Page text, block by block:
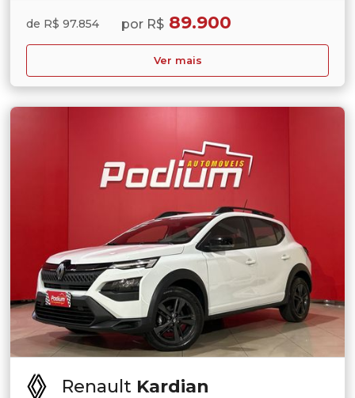
de R$ 97.854 por R$ 89.900
Ver mais
Renault Kardian